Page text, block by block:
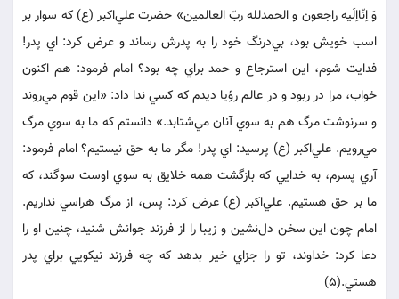
وَ اِنّااِلَيه راجعون و الحمدلله ربّ العالمين» حضرت علي‌اكبر (ع) كه سوار بر
اسب خويش بود، بي‌درنگ خود را به پدرش رساند و عرض كرد: اي پدر!
فدايت شوم، اين استرجاع و حمد براي چه بود؟ امام فرمود: هم اكنون
خواب، مرا در ربود و در عالم رؤيا ديدم كه كسي ندا داد: «اين قوم مي‌روند
و سرنوشت مرگ هم به سوي آنان مي‌شتابد.» دانستم كه ما به سوي مرگ
مي‌رويم. علي‌اكبر (ع) پرسيد: اي پدر! مگر ما به حق نيستيم؟ امام فرمود:
آري پسرم، به خدايي كه بازگشت همه خلايق به سوي اوست سوگند، كه
ما بر حق هستيم. علي‌اكبر (ع) عرض كرد: پس، از مرگ هراسي نداريم.
امام چون اين سخن دل‌نشين و زيبا را از فرزند جوانش شنيد، چنين او را
دعا كرد: خداوند، تو را جزاي خير بدهد كه چه فرزند نيكويي براي پدر
هستي.(5)